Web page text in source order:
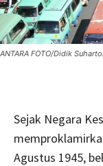
ANTARA FOTO/Didik
Sejak Negara
Agustus 1945,